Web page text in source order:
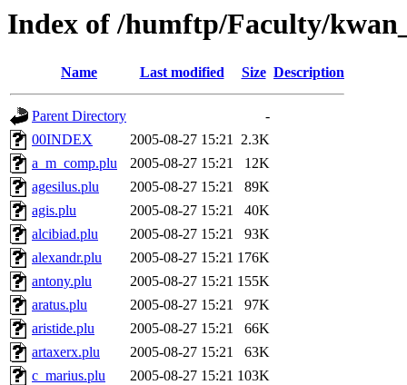
Index of /humftp/Faculty/
Name Last modified Size Description
Parent Directory
-
00INDEX
2005-08-27 15:21 2.3K
a_m_comp.plu
2005-08-27 15:21
12K
agesilus.plu
2005-08-27 15:21
89K
agis.plu
2005-08-27 15:21
40K
alcibiad.plu
2005-08-27 15:21
93K
alexandr.plu
2005-08-27 15:21 176K
antony.plu
2005-08-27 15:21 155K
aratus.plu
2005-08-27 15:21
97K
aristide.plu
2005-08-27 15:21
66K
artaxerx.plu
2005-08-27 15:21
63K
c_marius.plu
2005-08-27 15:21 103K